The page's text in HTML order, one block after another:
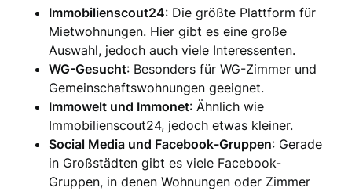
Immobilienscout24: Die größte Plattform für
Mietwohnungen. Hier gibt es eine große
Auswahl, jedoch auch viele Interessenten.
WG-Gesucht: Besonders für WG-Zimmer und
Gemeinschaftswohnungen geeignet.
Immowelt und Immonet: Ähnlich wie
Immobilienscout24, jedoch etwas kleiner.
Social Media und Facebook-Gruppen: Gerade
in Großstädten gibt es viele Facebook-
Gruppen, in denen Wohnungen oder Zimmer